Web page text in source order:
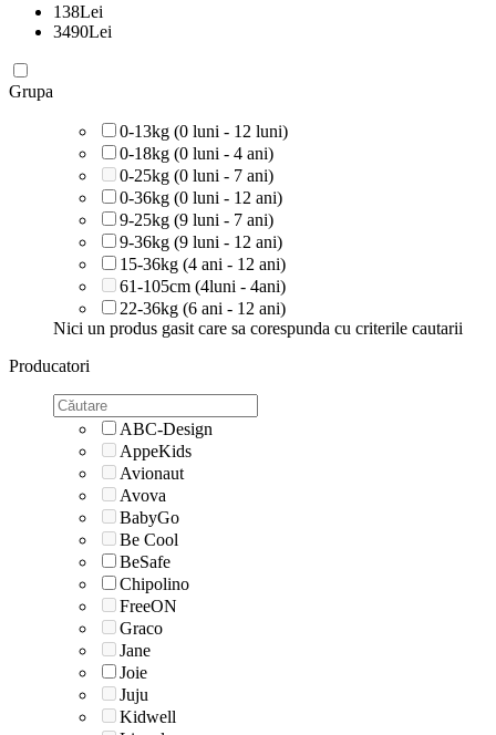
138Lei
3490Lei
Grupa
0-13kg (0 luni - 12 luni)
0-18kg (0 luni - 4 ani)
0-25kg (0 luni - 7 ani)
0-36kg (0 luni - 12 ani)
9-25kg (9 luni - 7 ani)
9-36kg (9 luni - 12 ani)
15-36kg (4 ani - 12 ani)
61-105cm (4luni - 4ani)
22-36kg (6 ani - 12 ani)
Nici un produs gasit care sa corespunda cu criterile cautarii
Producatori
ABC-Design
AppeKids
Avionaut
Avova
BabyGo
Be Cool
BeSafe
Chipolino
FreeON
Graco
Jane
Joie
Juju
Kidwell